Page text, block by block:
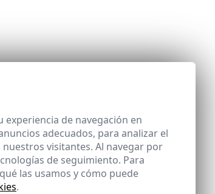
de navegación en
adecuados, para analizar el
visitantes. Al navegar por
de seguimiento. Para
las usamos y cómo puede
.